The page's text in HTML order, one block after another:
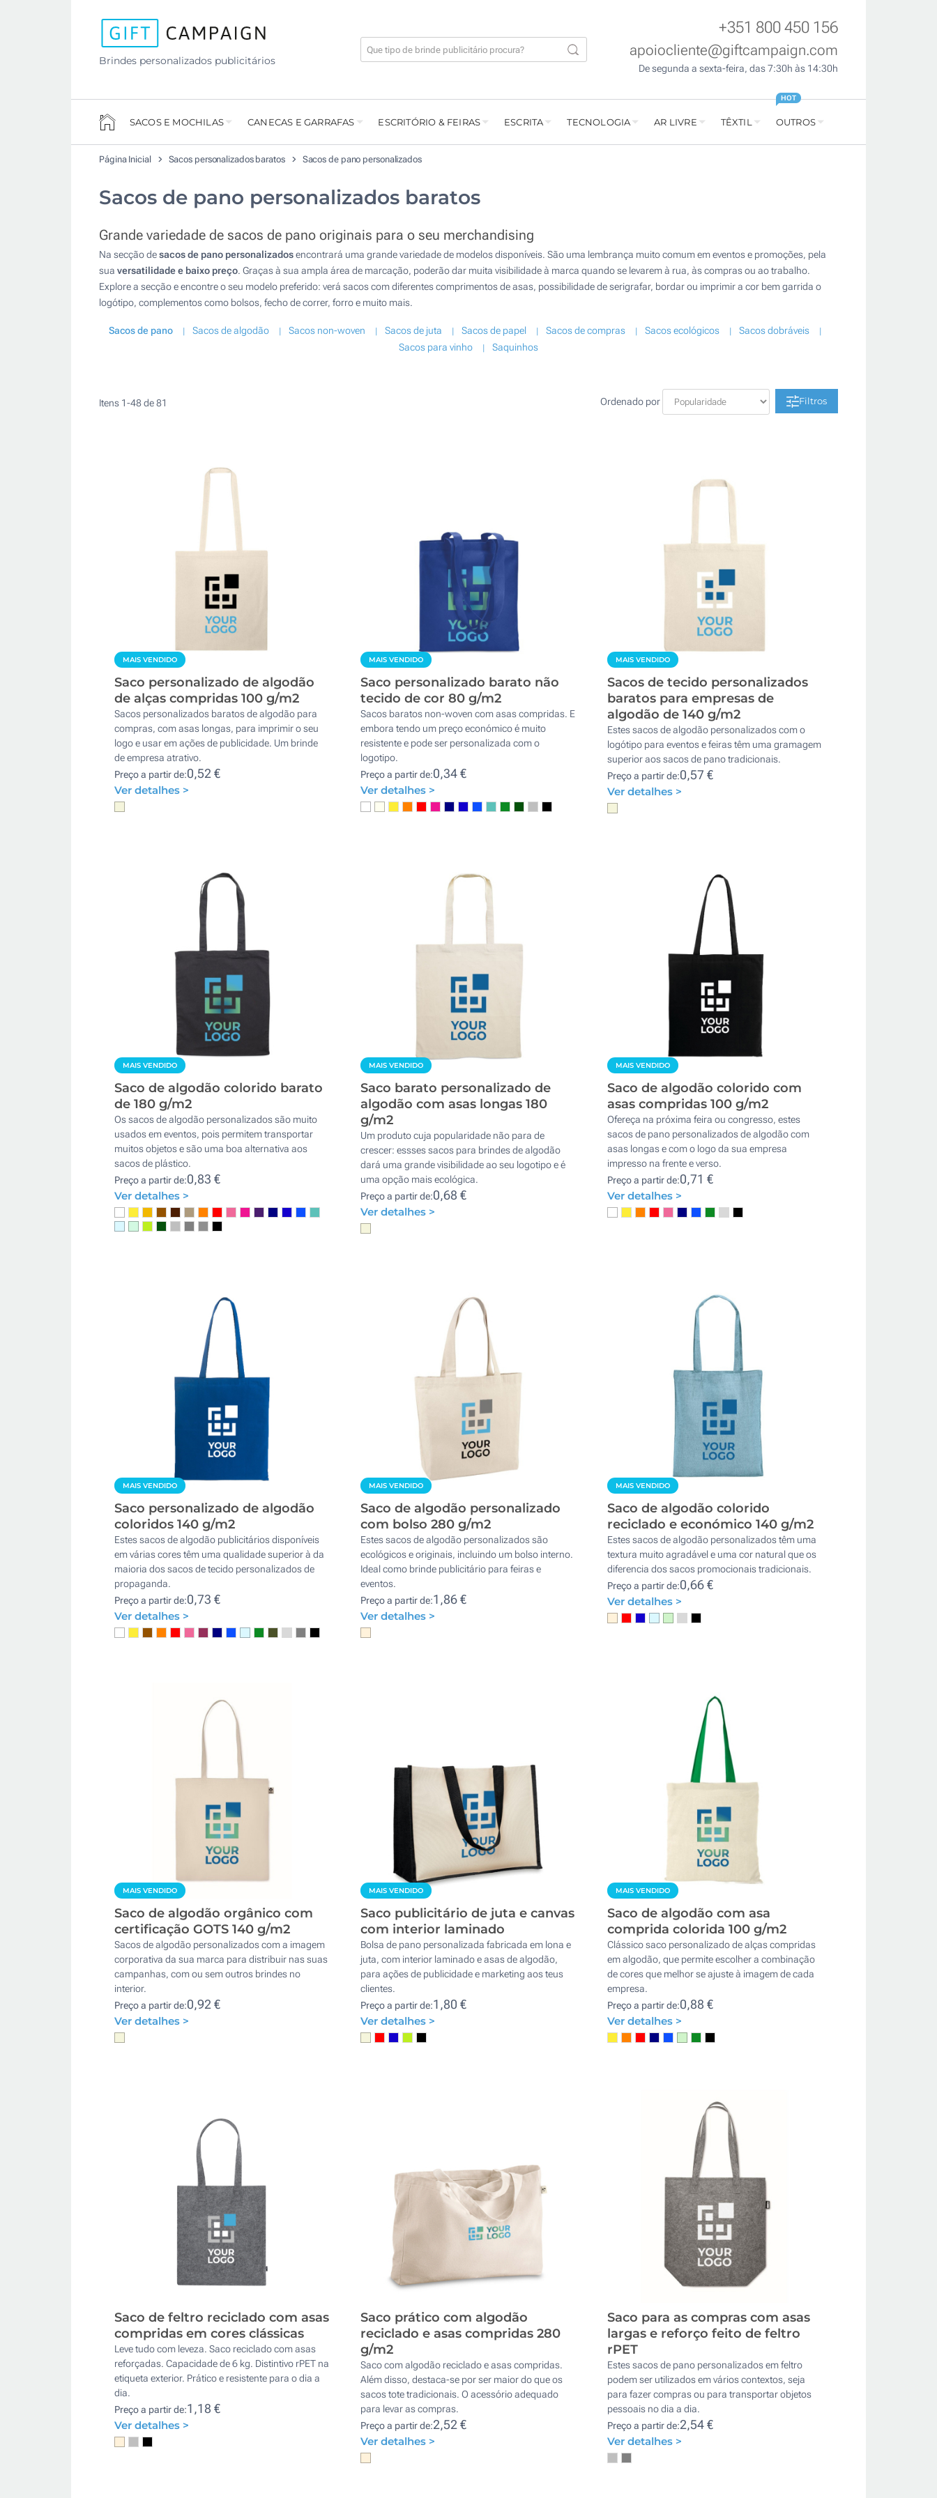
Brindes personalizados publicitários
+351 800 450 156
apoiocliente@giftcampaign.com
De segunda a sexta-feira, das 7:30h às 14:30h
SACOS E MOCHILAS CANECAS E GARRAFAS ESCRITÓRIO & FEIRAS ESCRITA TECNOLOGIA AR LIVRE TÊXTIL OUTROS
HOT
Página Inicial Sacos personalizados baratos Sacos de pano personalizados
Sacos de pano personalizados baratos
Grande variedade de sacos de pano originais para o seu merchandising
Na secção desacos de pano personalizadosencontrará uma grande variedade de modelos disponíveis. São uma lembrança muito comum em eventos e promoções, pela
sua versatilidade e baixo preço. Graças à sua ampla área de marcação, poderão dar muita visibilidade à marca quando se levarem à rua, às compras ou ao trabalho.
Explore a secção e encontre o seu modelo preferido: verá sacos com diferentes comprimentos de asas, possibilidade de serigrafar, bordar ou imprimir a cor bem garrida o
logótipo, complementos como bolsos, fecho de correr, forro e muito mais.
Sacos de pano Sacos de algodão Sacos non-woven Sacos de juta Sacos de papel Sacos de compras Sacos ecológicos
Sacos dobráveis
Sacos para vinho
Saquinhos
Itens 1-48de81 Ordenado por Filtros
MAIS VENDIDO
Saco personalizado de algodão
de alças compridas 100 g/m2
Sacos personalizados baratos de algodão para
compras, com asas longas, para imprimir o seu
logo e usar em ações de publicidade. Um brinde
de empresa atrativo.
Preço a partir de:0,52 €
Ver detalhes >
MAIS VENDIDO
Saco personalizado barato não
tecido de cor 80 g/m2
Sacos baratos non-woven com asas compridas. E
embora tendo um preço económico é muito
resistente e pode ser personalizada com o
logotipo.
Preço a partir de:0,34 €
Ver detalhes >
MAIS VENDIDO
Sacos de tecido personalizados
baratos para empresas de
algodão de 140 g/m2
Estes sacos de algodão personalizados com o
logótipo para eventos e feiras têm uma gramagem
superior aos sacos de pano tradicionais.
Preço a partir de:0,57 €
Ver detalhes >
MAIS VENDIDO
Saco de algodão colorido barato
de 180 g/m2
Os sacos de algodão personalizados são muito
usados em eventos, pois permitem transportar
muitos objetos e são uma boa alternativa aos
sacos de plástico.
Preço a partir de:0,83 €
Ver detalhes >
MAIS VENDIDO
Saco barato personalizado de
algodão com asas longas 180
g/m2
Um produto cuja popularidade não para de
crescer: essses sacos para brindes de algodão
dará uma grande visibilidade ao seu logotipo e é
uma opção mais ecológica.
Preço a partir de:0,68 €
Ver detalhes >
MAIS VENDIDO
Saco de algodão colorido com
asas compridas 100 g/m2
Ofereça na próxima feira ou congresso, estes
sacos de pano personalizados de algodão com
asas longas e com o logo da sua empresa
impresso na frente e verso.
Preço a partir de:0,71 €
Ver detalhes >
MAIS VENDIDO
Saco personalizado de algodão
coloridos 140 g/m2
Estes sacos de algodão publicitários disponíveis
em várias cores têm uma qualidade superior à da
maioria dos sacos de tecido personalizados de
propaganda.
Preço a partir de:0,73 €
Ver detalhes >
MAIS VENDIDO
Saco de algodão personalizado
com bolso 280 g/m2
Estes sacos de algodão personalizados são
ecológicos e originais, incluindo um bolso interno.
Ideal como brinde publicitário para feiras e
eventos.
Preço a partir de:1,86 €
Ver detalhes >
MAIS VENDIDO
Saco de algodão colorido
reciclado e económico 140 g/m2
Estes sacos de algodão personalizados têm uma
textura muito agradável e uma cor natural que os
diferencia dos sacos promocionais tradicionais.
Preço a partir de:0,66 €
Ver detalhes >
MAIS VENDIDO
Saco de algodão orgânico com
certificação GOTS 140 g/m2
Sacos de algodão personalizados com a imagem
corporativa da sua marca para distribuir nas suas
campanhas, com ou sem outros brindes no
interior.
Preço a partir de:0,92 €
Ver detalhes >
MAIS VENDIDO
Saco publicitário de juta e canvas
com interior laminado
Bolsa de pano personalizada fabricada em lona e
juta, com interior laminado e asas de algodão,
para ações de publicidade e marketing aos teus
clientes.
Preço a partir de:1,80 €
Ver detalhes >
MAIS VENDIDO
Saco de algodão com asa
comprida colorida 100 g/m2
Clássico saco personalizado de alças compridas
em algodão, que permite escolher a combinação
de cores que melhor se ajuste à imagem de cada
empresa.
Preço a partir de:0,88 €
Ver detalhes >
Saco de feltro reciclado com asas
compridas em cores clássicas
Leve tudo com leveza. Saco reciclado com asas
reforçadas. Capacidade de 6 kg. Distintivo rPET na
etiqueta exterior. Prático e resistente para o dia a
dia.
Preço a partir de:1,18 €
Ver detalhes >
Saco prático com algodão
reciclado e asas compridas 280
g/m2
Saco com algodão reciclado e asas compridas.
Além disso, destaca-se por ser maior do que os
sacos tote tradicionais. O acessório adequado
para levar as compras.
Preço a partir de:2,52 €
Ver detalhes >
Saco para as compras com asas
largas e reforço feito de feltro
rPET
Estes sacos de pano personalizados em feltro
podem ser utilizados em vários contextos, seja
para fazer compras ou para transportar objetos
pessoais no dia a dia.
Preço a partir de:2,54 €
Ver detalhes >